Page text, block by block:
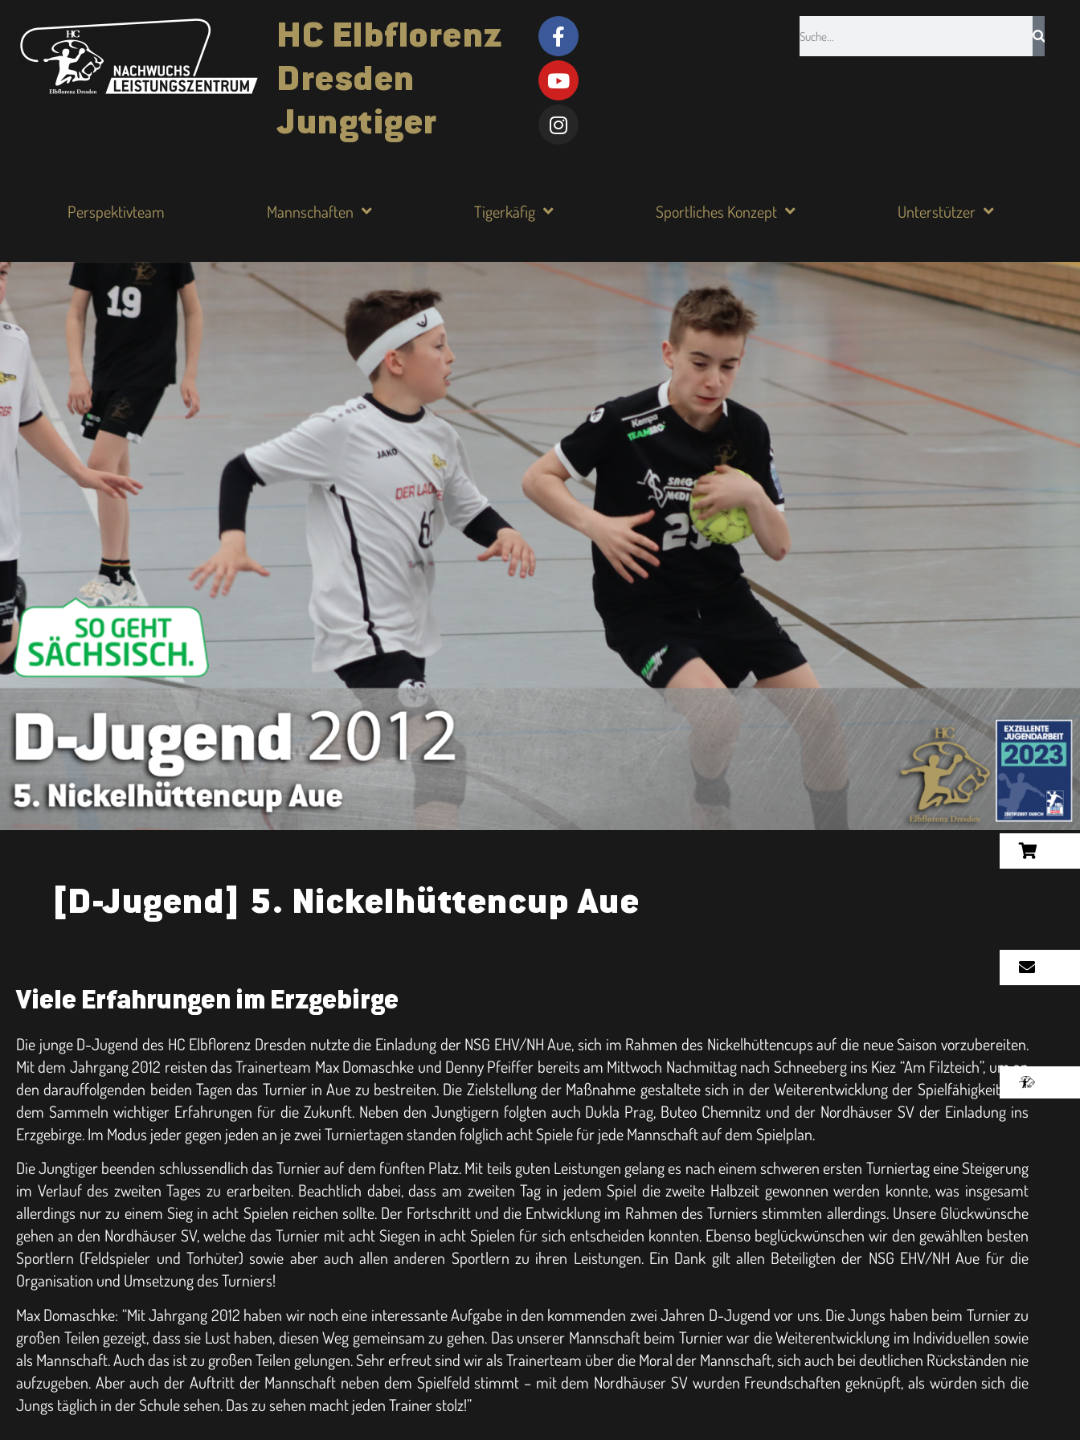
HC Elbflorenz
Dresden
Jungtiger
Perspektivteam Mannschaften Tigerkäfig Sportliches Konzept Unterstützer
[D-Jugend] 5. Nickelhüttencup Aue
Viele Erfahrungen im Erzgebirge
Die junge D-Jugend des HC Elbflorenz Dresden nutzte die Einladung der NSG EHV/NH Aue, sich im Rahmen des Nickelhüttencups auf die neue Saison vorzubereiten.
Mit dem Jahrgang 2012 reisten das Trainerteam Max Domaschke und Denny Pfeiffer bereits am Mittwoch Nachmittag nach Schneeberg ins Kiez “Am Filzteich”, um an
den darauffolgenden beiden Tagen das Turnier in Aue zu bestreiten. Die Zielstellung der Maßnahme gestaltete sich in der Weiterentwicklung der Spielfähigkeit und
dem Sammeln wichtiger Erfahrungen für die Zukunft. Neben den Jungtigern folgten auch Dukla Prag, Buteo Chemnitz und der Nordhäuser SV der Einladung ins
Erzgebirge. Im Modus jeder gegen jeden an je zwei Turniertagen standen folglich acht Spiele für jede Mannschaft auf dem Spielplan.
Die Jungtiger beenden schlussendlich das Turnier auf dem fünften Platz. Mit teils guten Leistungen gelang es nach einem schweren ersten Turniertag eine Steigerung
im Verlauf des zweiten Tages zu erarbeiten. Beachtlich dabei, dass am zweiten Tag in jedem Spiel die zweite Halbzeit gewonnen werden konnte, was insgesamt
allerdings nur zu einem Sieg in acht Spielen reichen sollte. Der Fortschritt und die Entwicklung im Rahmen des Turniers stimmten allerdings. Unsere Glückwünsche
gehen an den Nordhäuser SV, welche das Turnier mit acht Siegen in acht Spielen für sich entscheiden konnten. Ebenso beglückwünschen wir den gewählten besten
Sportlern (Feldspieler und Torhüter) sowie aber auch allen anderen Sportlern zu ihren Leistungen. Ein Dank gilt allen Beteiligten der NSG EHV/NH Aue für die
Organisation und Umsetzung des Turniers!
Max Domaschke: “Mit Jahrgang 2012 haben wir noch eine interessante Aufgabe in den kommenden zwei Jahren D-Jugend vor uns. Die Jungs haben beim Turnier zu
großen Teilen gezeigt, dass sie Lust haben, diesen Weg gemeinsam zu gehen. Das unserer Mannschaft beim Turnier war die Weiterentwicklung im Individuellen sowie
als Mannschaft. Auch das ist zu großen Teilen gelungen. Sehr erfreut sind wir als Trainerteam über die Moral der Mannschaft, sich auch bei deutlichen Rückständen nie
aufzugeben. Aber auch der Auftritt der Mannschaft neben dem Spielfeld stimmt – mit dem Nordhäuser SV wurden Freundschaften geknüpft, als würden sich die
Jungs täglich in der Schule sehen. Das zu sehen macht jeden Trainer stolz!”